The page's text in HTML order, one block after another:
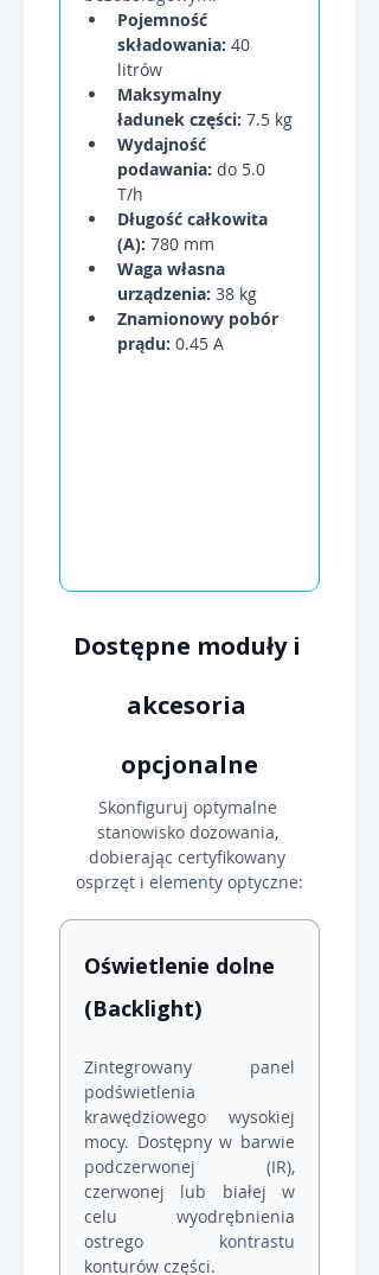
Pojemność
składowania: 40
litrów
Maksymalny
ładunek części: 7.5 kg
Wydajność
podawania: do 5.0
T/h
Długość całkowita
(A): 780 mm
Waga własna
urządzenia: 38 kg
Znamionowy pobór
prądu: 0.45 A
Dostępne moduły i
akcesoria
opcjonalne
Skonfiguruj optymalne
stanowisko dozowania,
dobierając certyfikowany
osprzęt i elementy optyczne:
Oświetlenie dolne
(Backlight)
Zintegrowany panel
podświetlenia
krawędziowego wysokiej
mocy. Dostępny w barwie
podczerwonej (IR),
czerwonej lub białej w
celu wyodrębnienia
ostrego kontrastu
konturów części.